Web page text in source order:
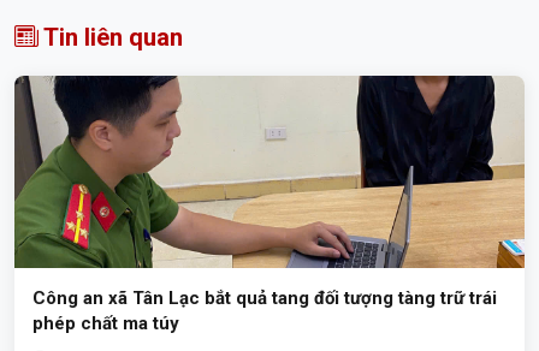
Tin liên quan
Công an xã Tân Lạc bắt quả tang đối tượng tàng trữ trái
phép chất ma túy